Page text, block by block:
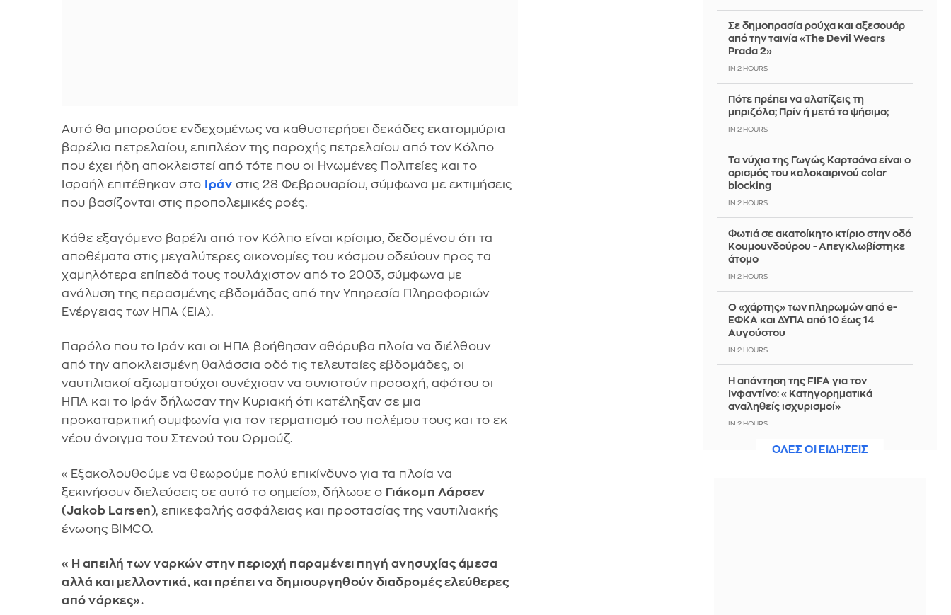
Αυτό θα μπορούσε ενδεχομένως να καθυστερήσει δεκάδες εκατομμύρια
βαρέλια πετρελαίου, επιπλέον της παροχής πετρελαίου από τον Κόλπο
που έχει ήδη αποκλειστεί από τότε που οι Ηνωμένες Πολιτείες και το
Ισραήλ επιτέθηκαν στο
Ιράν στις 28 Φεβρουαρίου, σύμφωνα με εκτιμήσεις
που βασίζονται στις προπολεμικές ροές.
Κάθε εξαγόμενο βαρέλι από τον Κόλπο είναι κρίσιμο, δεδομένου ότι τα
αποθέματα στις μεγαλύτερες οικονομίες του κόσμου οδεύουν προς τα
χαμηλότερα επίπεδά τους τουλάχιστον από το 2003, σύμφωνα με
ανάλυση της περασμένης εβδομάδας από την Υπηρεσία Πληροφοριών
Ενέργειας των ΗΠΑ (EIA).
Παρόλο που το Ιράν και οι ΗΠΑ βοήθησαν αθόρυβα πλοία να διέλθουν
από την αποκλεισμένη θαλάσσια οδό τις τελευταίες εβδομάδες, οι
ναυτιλιακοί αξιωματούχοι συνέχισαν να συνιστούν προσοχή, αφότου οι
ΗΠΑ και το Ιράν δήλωσαν την Κυριακή ότι κατέληξαν σε μια
προκαταρκτική συμφωνία για τον τερματισμό του πολέμου τους και το εκ
νέου άνοιγμα του Στενού του Ορμούζ.
«Εξακολουθούμε να θεωρούμε πολύ επικίνδυνο για τα πλοία να
ξεκινήσουν διελεύσεις σε αυτό το σημείο», δήλωσε ο Γιάκομπ Λάρσεν
(Jakob Larsen), επικεφαλής ασφάλειας και προστασίας της ναυτιλιακής
ένωσης BIMCO.
«Η απειλή των ναρκών στην περιοχή παραμένει πηγή ανησυχίας άμεσα
αλλά και μελλοντικά, και πρέπει να δημιουργηθούν διαδρομές ελεύθερες
από νάρκες».
Σε δημοπρασία ρούχα και αξεσουάρ
από την ταινία «The Devil Wears
Prada 2»
IN 2 HOURS
Πότε πρέπει να αλατίζεις τη
μπριζόλα; Πρίν ή μετά το ψήσιμο;
IN 2 HOURS
Τα νύχια της Γωγώς Καρτσάνα είναι ο
ορισμός του καλοκαιρινού color
blocking
IN 2 HOURS
Φωτιά σε ακατοίκητο κτίριο στην οδό
Κουμουνδούρου - Απεγκλωβίστηκε
άτομο
IN 2 HOURS
Ο «χάρτης» των πληρωμών από e-
ΕΦΚΑ και ΔΥΠΑ από 10 έως 14
Αυγούστου
IN 2 HOURS
Η απάντηση της FIFA για τον
Ινφαντίνο: «Κατηγορηματικά
αναληθείς ισχυρισμοί»
IN 2 HOURS
CNN: Ο κορυφαίος στρατηγός του
ΟΛΕΣ ΟΙ ΕΙΔΗΣΕΙΣ